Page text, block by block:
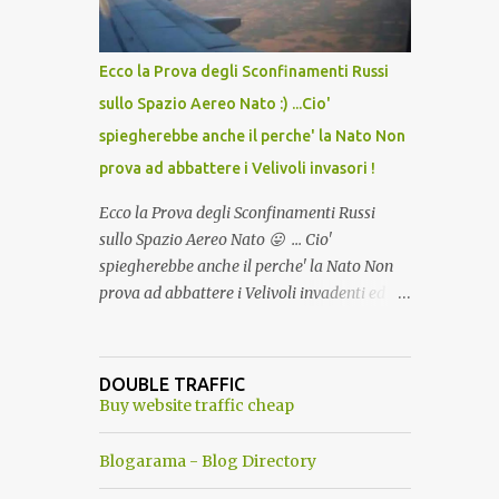
del Capo, era "spettacolare Ghiacciato, ma
andava bene anche, a Temperatura
Ambiente"! Riproponiamo l'articolo per NON
Ecco la Prova degli Sconfinamenti Russi
sullo Spazio Aereo Nato :) ...Cio'
spiegherebbe anche il perche' la Nato Non
prova ad abbattere i Velivoli invasori !
Ecco la Prova degli Sconfinamenti Russi
sullo Spazio Aereo Nato 😛 ... Cio'
spiegherebbe anche il perche' la Nato Non
prova ad abbattere i Velivoli invadenti ed
alcuna notizia di un'invasione dello spazio
aereo NATO da parte di un robot chiamato
ancora una fantasia Nato o forse una "False
DOUBLE TRAFFIC
Buy website traffic cheap
Blogarama - Blog Directory